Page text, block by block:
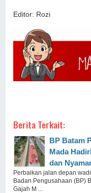
Editor: Rozi
Berita Terkait:
BP Batam
Mada
dan
Perbaikan jalan depan
Badan Pengusahaan (BP)
Gajah M ...